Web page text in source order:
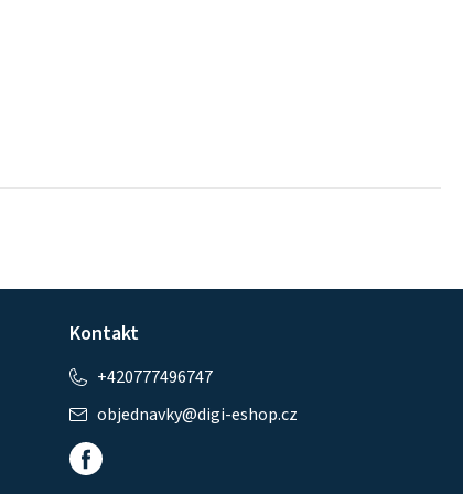
Kontakt
objednavky@digi-eshop.cz
+420777496747